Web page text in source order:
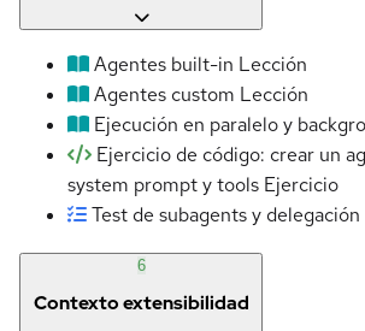
Agentes built-in Lección
Agentes custom Lección
Ejecución en paralelo y
Ejercicio de código: crear un
system prompt y tools Ejercicio
Test de subagents y
6
Contexto extensibilidad